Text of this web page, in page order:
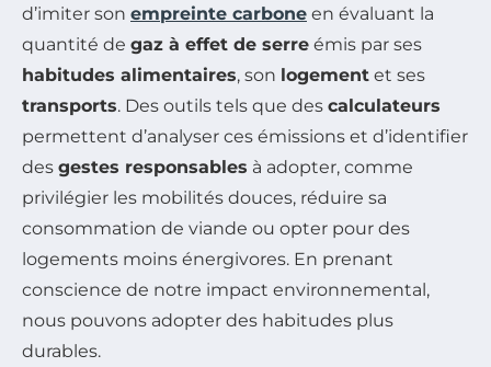
d’imiter son empreinte carbone en évaluant la
quantité de gaz à effet de serre émis par ses
habitudes alimentaires, son logement et ses
transports. Des outils tels que des calculateurs
permettent d’analyser ces émissions et d’identifier
des gestes responsables à adopter, comme
privilégier les mobilités douces, réduire sa
consommation de viande ou opter pour des
logements moins énergivores. En prenant
conscience de notre impact environnemental,
nous pouvons adopter des habitudes plus
durables.